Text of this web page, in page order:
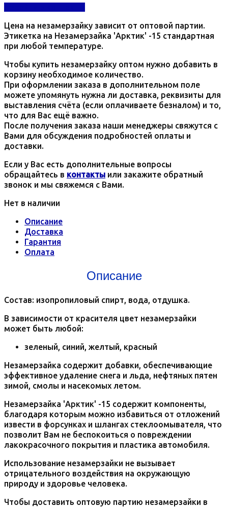
Цена на незамерзайку зависит от оптовой партии.
Этикетка на Незамерзайка 'Арктик' -15 стандартная
при любой температуре.
Чтобы купить незамерзайку оптом нужно добавить в
корзину необходимое количество.
При оформлении заказа в дополнительном поле
можете упомянуть нужна ли доставка, реквизиты для
выставления счёта (если оплачиваете безналом) и то,
что для Вас ещё важно.
После получения заказа наши менеджеры свяжутся с
Вами для обсуждения подробностей оплаты и
доставки.
Если у Вас есть дополнительные вопросы
обращайтесь в контакты или закажите обратный
звонок и мы свяжемся с Вами.
Нет в наличии
Описание
Доставка
Гарантия
Оплата
Описание
Состав: изопропиловый спирт, вода, отдушка.
В зависимости от красителя цвет незамерзайки
может быть любой:
зеленый, синий, желтый, красный
Незамерзайка содержит добавки, обеспечивающие
эффективное удаление снега и льда, нефтяных пятен
зимой, смолы и насекомых летом.
Незамерзайка 'Арктик' -15 содержит компоненты,
благодаря которым можно избавиться от отложений
извести в форсунках и шлангах стеклоомывателя, что
позволит Вам не беспокоиться о повреждении
лакокрасочного покрытия и пластика автомобиля.
Использование незамерзайки не вызывает
отрицательного воздействия на окружающую
природу и здоровье человека.
Чтобы доставить оптовую партию незамерзайки в